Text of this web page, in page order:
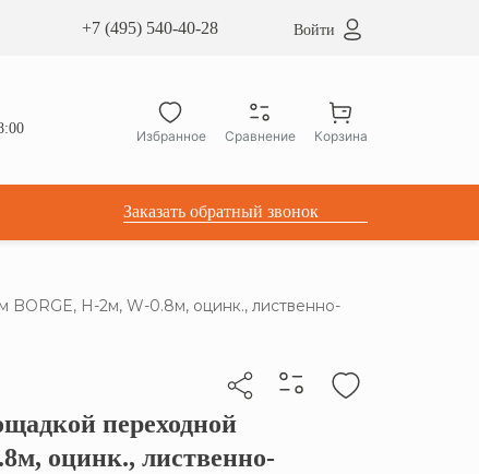
+7 (495) 540-40-28 Войти
Избранное Сравнение Корзина
лестницы ATICCO
Заказать обратный звонок
Н-2м, W-0.8м, оцинк., лиственно-
прямую ссылку
переходной
оцинк., лиственно-